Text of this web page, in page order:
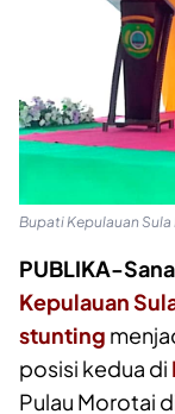
Bupati Kepulauan
PUBLIKA-
Kepulauan
stunting
posisi kedua di
Pulau Morotai